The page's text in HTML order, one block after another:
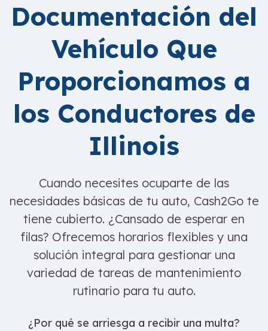
Documentación del
Vehículo Que
Proporcionamos a
los Conductores de
Illinois
Cuando necesites ocuparte de las
necesidades básicas de tu auto, Cash2Go te
tiene cubierto. ¿Cansado de esperar en
filas? Ofrecemos horarios flexibles y una
solución integral para gestionar una
variedad de tareas de mantenimiento
rutinario para tu auto.
¿Por qué se arriesga a recibir una multa?